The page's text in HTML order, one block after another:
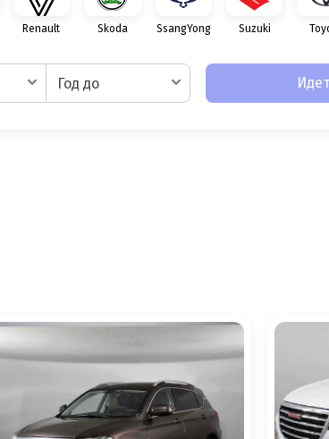
Renault Skoda SsangYong Suzuki
Год до